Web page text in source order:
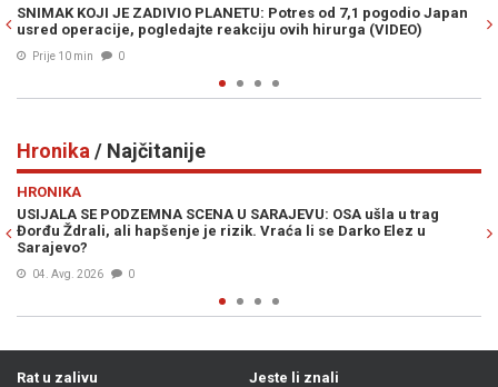
pogodio Japan
URNEBESNO: Novi "izum" u trans bacio pivopije
pogledajte kako radi...
Hronika / Najčitanije
ušla u trag
Elez u
"AKO ŽELITE ZAVRŠITI U BOLNICI, DOĐITE OVAMO":
potukao na plaži, kamere sve snimile (VIDEO)
Rat u zalivu
Jeste li znali